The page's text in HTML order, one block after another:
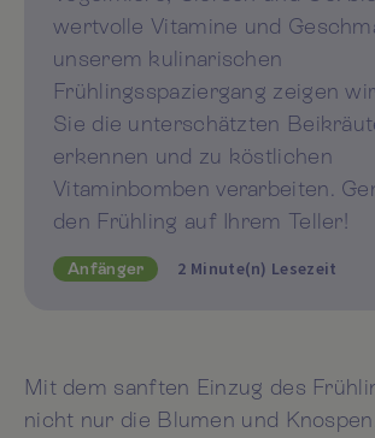
wertvolle Vitamine und
unserem kulinarischen
Frühlingsspaziergang zeigen
Sie die unterschätzten
erkennen und zu köstlichen
Vitaminbomben verarbeiten.
den Frühling auf Ihrem Teller!
Anfänger 2 Minute(n) Lesezeit
Mit dem sanften Einzug des
nicht nur die Blumen und